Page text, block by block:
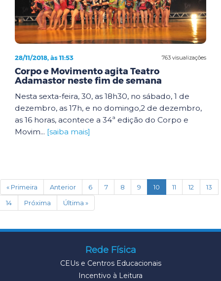
763 visualizações
28/11/2018, às 11:53
Corpo e Movimento agita Teatro
Adamastor neste fim de semana
Nesta sexta-feira, 30, as 18h30, no sábado, 1 de
dezembro, as 17h, e no domingo,2 de dezembro,
as 16 horas, acontece a 34ª edição do Corpo e
Movim... [saiba mais]
« Primeira Anterior 6 7 8 9 10 (current)
11 12
13
14
Próxima Última »
Rede Física
CEUs e Centros Educacionais
Incentivo à Leitura